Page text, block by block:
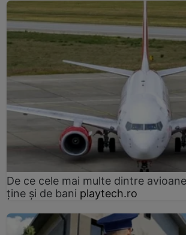
De ce cele mai multe dintre
ține și de bani playtech.ro